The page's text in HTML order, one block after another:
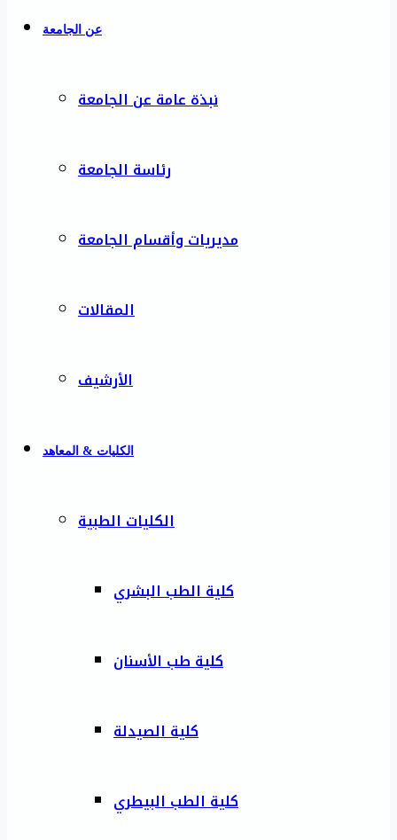
عن الجامعة
نبذة عامة عن الجامعة
رئاسة الجامعة
مديريات وأقسام الجامعة
المقالات
الأرشيف
الكليات & المعاهد
الكليات الطبية
كلية الطب البشري
كلية طب الأسنان
كلية الصيدلة
كلية الطب البيطري